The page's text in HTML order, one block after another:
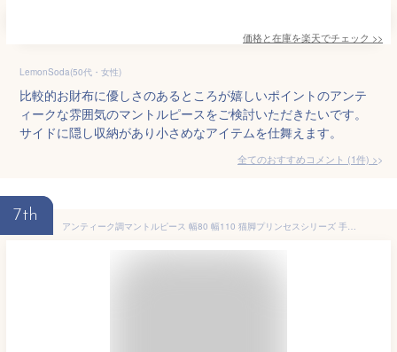
価格と在庫を楽天でチェック >>
LemonSoda(50代・女性)
比較的お財布に優しさのあるところが嬉しいポイントのアンテ
ィークな雰囲気のマントルピースをご検討いただきたいです。
サイドに隠し収納があり小さめなアイテムを仕舞えます。
全てのおすすめコメント (1件) >
7th
アンティーク調マントルピース 幅80 幅110 猫脚プリンセスシリーズ 手彫り家具 かわいい おしゃれ 暖炉 リビング収納 飾り棚 収納家具 ホワイト アイボリー エレガント 姫インテリア 姫系